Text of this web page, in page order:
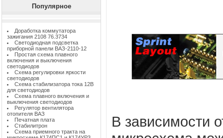
Популярное
Доработка коммутатора
зажигания 2108 76.3734
Светодиодная подсветка
приборной панели ВАЗ-2110-12
Простая схема плавного
включения и выключения
светодиодов
Схема регулировки яркости
светодиодов
Схема стабилизатора тока 12В
для светодиодов
Схема плавного включения и
выключения светодиодов
Регулятор вентилятора
отопителя ВАЗ
Печатная плата
Стабилитрон
Схема приемного тракта на
В зависимости